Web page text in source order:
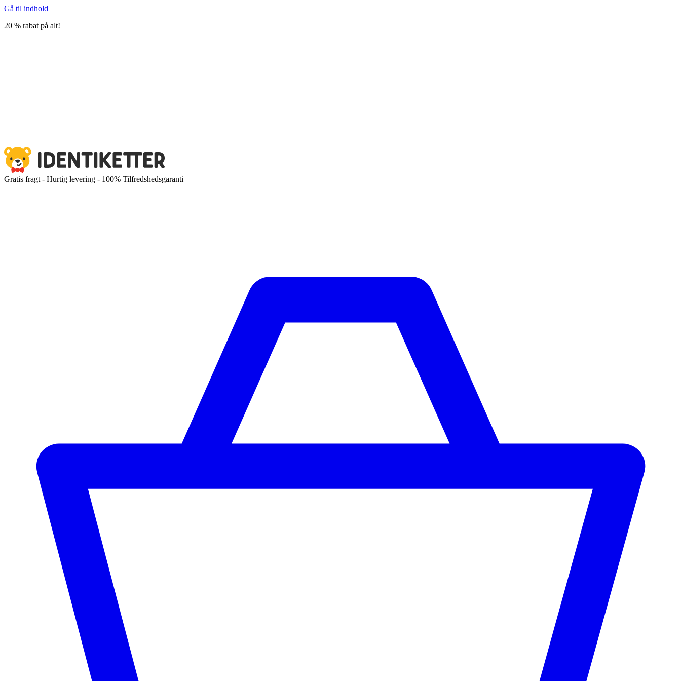
Gå til indhold
20 % rabat på alt!
Gratis fragt - Hurtig levering - 100% Tilfredshedsgaranti